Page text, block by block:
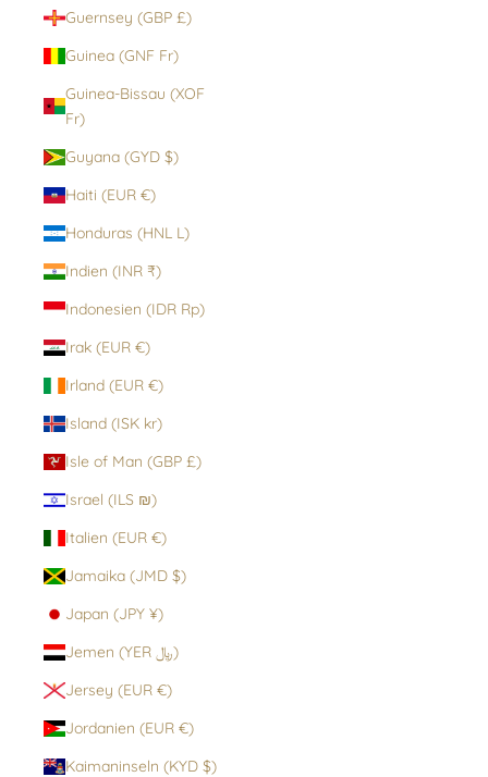
Guernsey (GBP £)
Guinea (GNF Fr)
Guinea-Bissau (XOF
Fr)
Guyana (GYD $)
Haiti (EUR €)
Honduras (HNL L)
Indien (INR ₹)
Indonesien (IDR Rp)
Irak (EUR €)
Irland (EUR €)
Island (ISK kr)
Isle of Man (GBP £)
Israel (ILS ₪)
Italien (EUR €)
Jamaika (JMD $)
Japan (JPY ¥)
Jemen (YER ﷼)
Jersey (EUR €)
Jordanien (EUR €)
Kaimaninseln (KYD $)